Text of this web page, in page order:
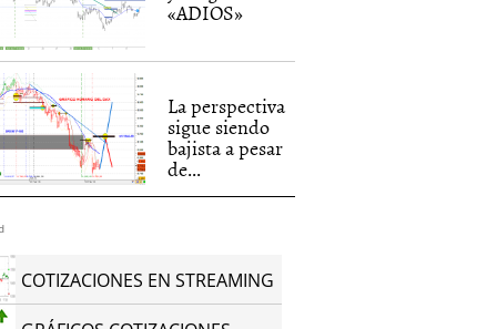
«ADIOS»
La perspectiva
sigue siendo
bajista a pesar
de...
COTIZACIONES EN STREAMING